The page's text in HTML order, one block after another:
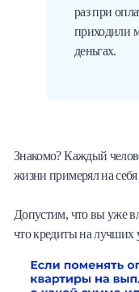
раз при
приходили
деньгах.
Знакомо? Каждый
жизни примерял на
Допустим, что вы уже
что кредиты на лучших